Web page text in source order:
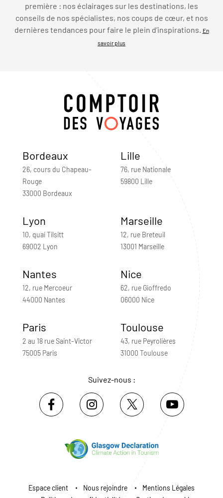
première : nos éclairages sur les destinations, les
conseils de nos spécialistes, nos coups de cœur, et nos
dernières tendances pour faire le plein d’inspirations. En
savoir plus
Bordeaux
26, cours du Chapeau-
Rouge
33000 Bordeaux
Lille
76, rue Nationale
59800 Lille
Lyon
10, quai Tilsitt
69002 Lyon
Marseille
12, rue Breteuil
13001 Marseille
Nantes
12, rue Mercoeur
44000 Nantes
Nice
62, rue Gioffredo
06000 Nice
Paris
2 au 18 rue Saint-Victor
75005 Paris
Toulouse
43, rue Peyrolières
31000 Toulouse
Suivez-nous :
Espace client Nous rejoindre
Mentions Légales